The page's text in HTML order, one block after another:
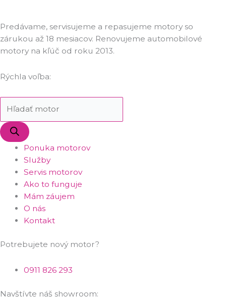
Predávame, servisujeme a repasujeme motory so
zárukou až 18 mesiacov. Renovujeme automobilové
motory na kľúč od roku 2013.
Rýchla voľba:
Ponuka motorov
Služby
Servis motorov
Ako to funguje
Mám záujem
O nás
Kontakt
Potrebujete nový motor?
0911 826 293
Navštívte náš showroom: